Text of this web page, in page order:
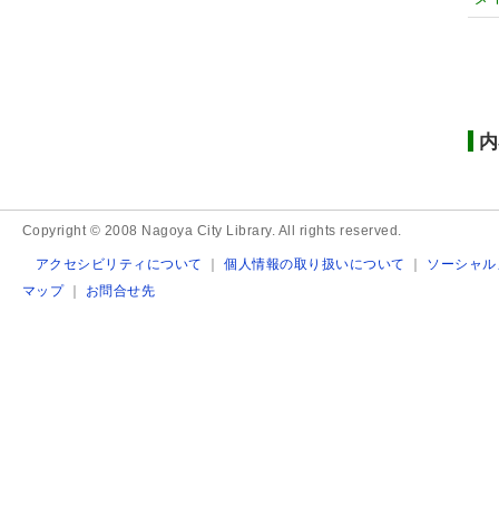
Copyright © 2008 Nagoya City Library. All rights reserved.
アクセシビリティについて ｜個人情報の取り扱いについて ｜ ソーシャ
マップ｜ お問合せ先